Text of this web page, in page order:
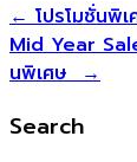
แนะแนว
เรื่อง
←โปรโมชั่นพิ
Mid Year
นพิเศษ→
Search